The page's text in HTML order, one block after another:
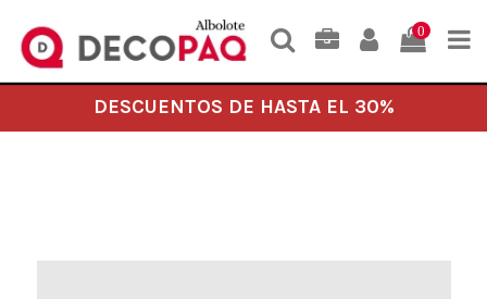
0
DESCUENTOS DE HASTA EL 30%